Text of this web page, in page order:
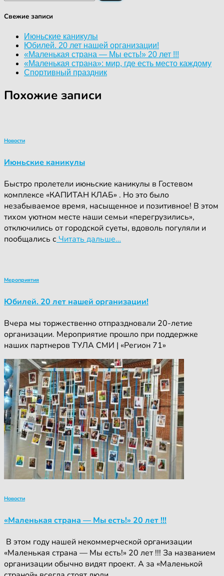
Свежие записи
Июньские каникулы
Юбилей. 20 лет нашей организации!
«Маленькая страна — Мы есть!» 20 лет !!!
«Маленькая страна»: мир, где есть место каждому
Спортивный праздник
Похожие записи
Новости
Июньские каникулы
Быстро пролетели июньские каникулы в Гостевом
комплексе «КАПИТАН КЛАБ» . Но это было
незабываемое время, насыщенное и позитивное! В этом
тихом уютном месте наши семьи «перегрузились»,
отключились от городской суеты, вдоволь погуляли и
пообщались с Читать дальше…
Мероприятия
Юбилей. 20 лет нашей организации!
Вчера мы торжественно отпраздновали 20-летие
организации. Мероприятие прошло при поддержке
наших партнеров ТУЛА СМИ | «Регион 71»
Новости
«Маленькая страна — Мы есть!» 20 лет !!!
‍ ‍В этом году нашей некоммерческой организации
«Маленькая страна — Мы есть!» 20 лет !!! За названием
организации обычно видят проект. А за «Маленькой